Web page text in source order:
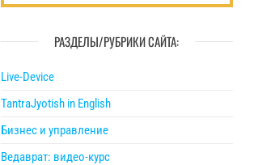
РАЗДЕЛЫ/РУБРИКИ САЙТА:
Live-Device
TantraJyotish in English
Бизнес и управление
Ведаврат: видео-курс